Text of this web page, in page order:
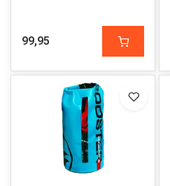
99,95